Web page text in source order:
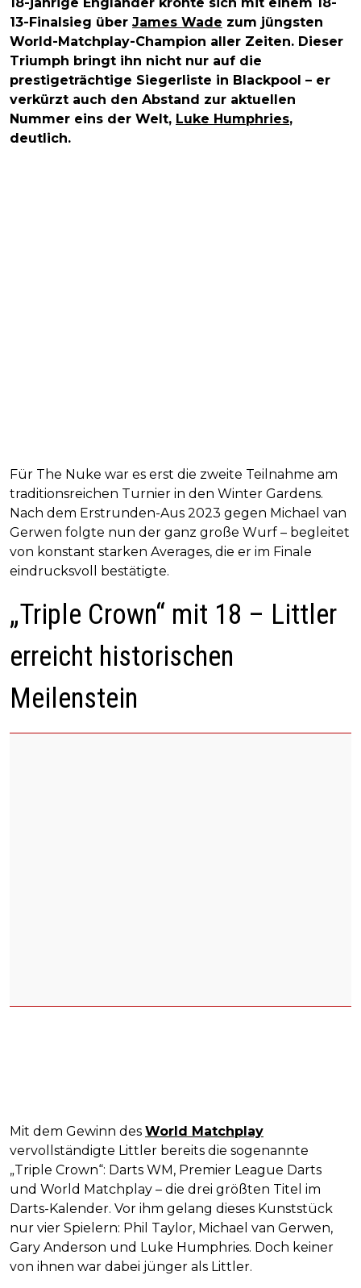
18-jährige Engländer krönte sich mit einem 18-
13-Finalsieg über James Wade zum jüngsten
World-Matchplay-Champion aller Zeiten. Dieser
Triumph bringt ihn nicht nur auf die
prestigeträchtige Siegerliste in Blackpool – er
verkürzt auch den Abstand zur aktuellen
Nummer eins der Welt, Luke Humphries,
deutlich.
Für The Nuke war es erst die zweite Teilnahme am
traditionsreichen Turnier in den Winter Gardens.
Nach dem Erstrunden-Aus 2023 gegen Michael van
Gerwen folgte nun der ganz große Wurf – begleitet
von konstant starken Averages, die er im Finale
eindrucksvoll bestätigte.
„Triple Crown“ mit 18 – Littler
erreicht historischen
Meilenstein
Mit dem Gewinn des World Matchplay
vervollständigte Littler bereits die sogenannte
„Triple Crown“: Darts WM, Premier League Darts
und World Matchplay – die drei größten Titel im
Darts-Kalender. Vor ihm gelang dieses Kunststück
nur vier Spielern: Phil Taylor, Michael van Gerwen,
Gary Anderson und Luke Humphries. Doch keiner
von ihnen war dabei jünger als Littler.